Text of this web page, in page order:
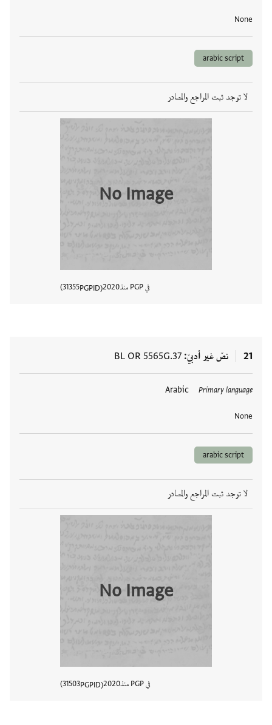
None
arabic script
لا توجد ثبت المراجع والمصادر
No Image
في PGP منذ 2020
PGPID
31355
21 نصّ غير أدبيّ BL OR 5565G.37
Primary language
Arabic
None
العلامات
arabic script
لا توجد ثبت المراجع والمصادر
No Image
في PGP منذ 2020
PGPID
31503